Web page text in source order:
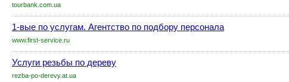
tourbank.com.ua
1-вые по услугам. Агентство по подбору персонала
www.first-service.ru
Услуги резьбы по дереву
rezba-po-derevy.at.ua